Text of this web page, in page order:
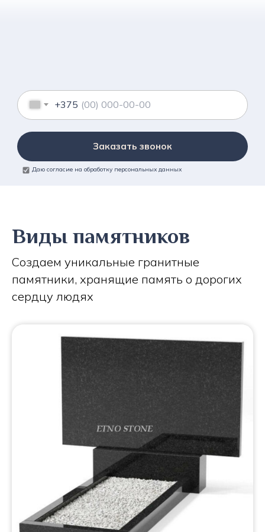
+375
Заказать звонок
Даю согласие на обработку персональных данных
Виды памятников
Создаем уникальные гранитные
памятники, хранящие память о дорогих
сердцу людях